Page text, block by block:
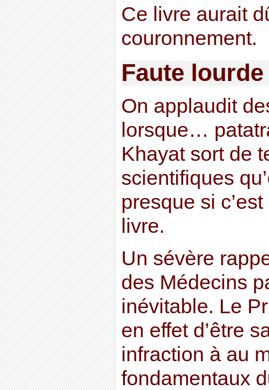
Ce livre aurait
couronnement.
Faute lourde
On applaudit
lorsque…
Khayat sort de
scientifiques
presque si
livre.
Un sévère
des Médecins
inévitable. Le
en effet d’être
infraction à au
fondamentaux